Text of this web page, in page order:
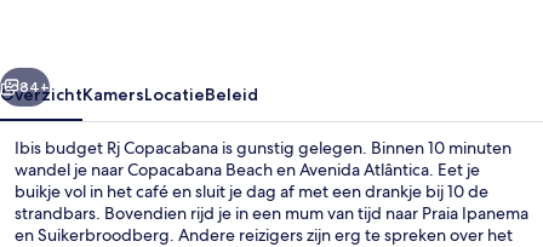
Volgende
84+
OverzichtKamersLocatieBeleid
Ibis budget Rj Copacabana is gunstig gelegen. Binnen 10 minuten
wandel je naar Copacabana Beach en Avenida Atlântica. Eet je
buikje vol in het café en sluit je dag af met een drankje bij 10 de
strandbars. Bovendien rijd je in een mum van tijd naar Praia Ipanema
en Suikerbroodberg. Andere reizigers zijn erg te spreken over het